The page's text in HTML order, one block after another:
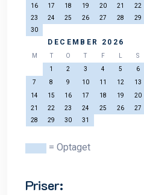
16
17 18 19 20 21
22
23
24 25 26 27 28
29
30
DECEMBER 2026
M T O T F L
S
1
2 3 4 5
6
7
8 9 10 11 12
13
14
15 16 17 18 19
20
21
22 23 24 25 26
27
28
29 30 31
= Optaget
Priser: